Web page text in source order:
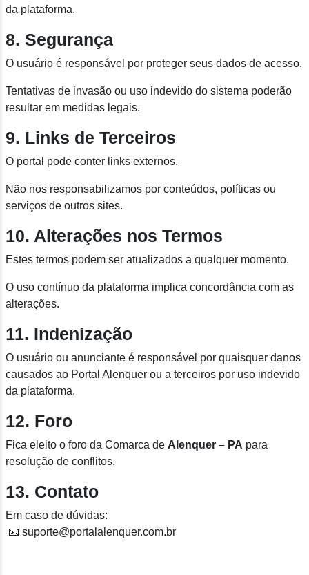
da plataforma.
8. Segurança
O usuário é responsável por proteger seus dados de acesso.
Tentativas de invasão ou uso indevido do sistema poderão
resultar em medidas legais.
9. Links de Terceiros
O portal pode conter links externos.
Não nos responsabilizamos por conteúdos, políticas ou
serviços de outros sites.
10. Alterações nos Termos
Estes termos podem ser atualizados a qualquer momento.
O uso contínuo da plataforma implica concordância com as
alterações.
11. Indenização
O usuário ou anunciante é responsável por quaisquer danos
causados ao Portal Alenquer ou a terceiros por uso indevido
da plataforma.
12. Foro
Fica eleito o foro da Comarca de Alenquer – PA para
resolução de conflitos.
13. Contato
Em caso de dúvidas:
📧 suporte@portalalenquer.com.br